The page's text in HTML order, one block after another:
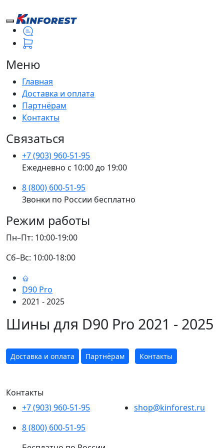
Меню
Главная
Доставка и оплата
Партнёрам
Контакты
Связаться
+7 (903) 960-51-95
Ежедневно с 10:00 до 19:00
8 (800) 600-51-95
Звонки по России бесплатно
Режим работы
Пн–Пт: 10:00-19:00
Сб–Вс: 10:00-18:00
D90 Pro
2021 - 2025
Шины для D90 Pro 2021 - 2025
Доставка и оплата Партнёрам Контакты
Контакты
+7 (903) 960-51-95
8 (800) 600-51-95
shop@kinforest.ru